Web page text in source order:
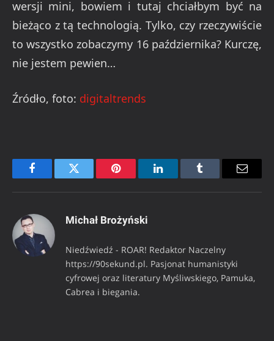
wersji mini, bowiem i tutaj chciałbym być na
bieżąco z tą technologią. Tylko, czy rzeczywiście
to wszystko zobaczymy 16 października? Kurczę,
nie jestem pewien…
Źródło, foto: digitaltrends
FacebookTwitter Pinterest LinkedInTumblr Email
Michał Brożyński
Niedźwiedź - ROAR! Redaktor Naczelny
https://90sekund.pl. Pasjonat humanistyki
cyfrowej oraz literatury Myśliwskiego, Pamuka,
Cabrea i biegania.